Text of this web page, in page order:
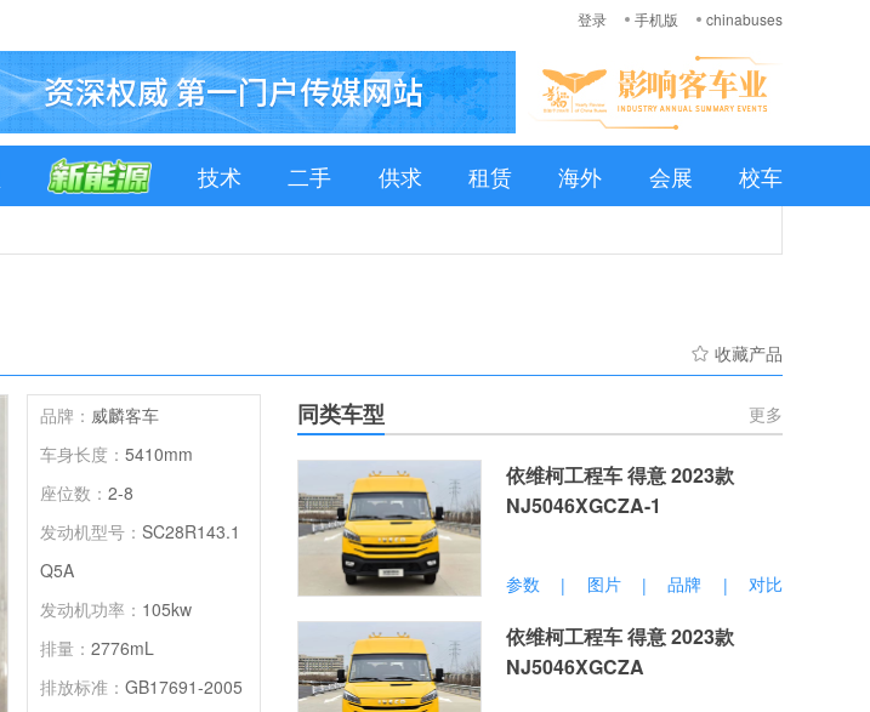
登录 手机版 chinabuses
技术 二手 供求 租赁 海外 会展 校车
收藏产品
品牌： 威麟客车
车身长度： 5410mm
座位数： 2-8
发动机型号： SC28R143.1
Q5A
发动机功率： 105kw
排量： 2776mL
排放标准： GB17691-2005
同类车型 更多
依维柯工程车 得意 2023款
NJ5046XGCZA-1
参数 | 图片 | 品牌 | 对比
依维柯工程车 得意 2023款
NJ5046XGCZA